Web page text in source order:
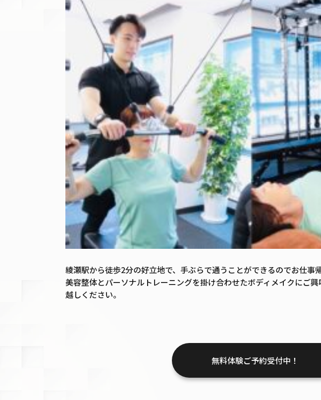
綾瀬駅から徒歩2分の好立地で、手ぶらで通うことができるのでお仕事
美容整体とパーソナルトレーニングを掛け合わせたボディメイクにご
越しください。
無料体験ご予約受付中！